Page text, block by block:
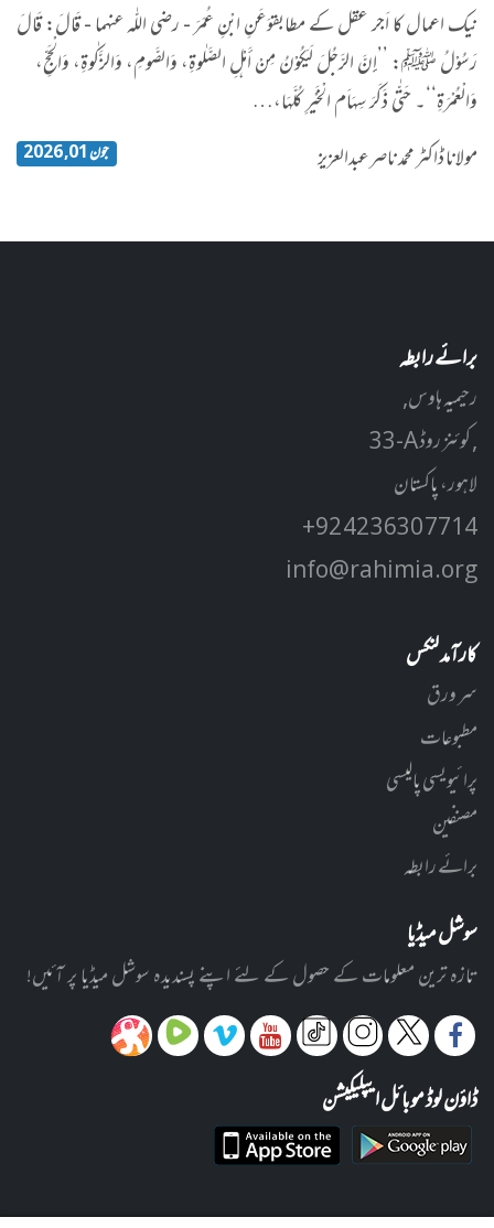
​نیک اعمال کا اَجر عقل کے مطابقوَعَنِ ابْنِ عُمَرَ - رضی اللّٰہ عنہما - قَالَ: قَالَ
رَسُوْلُ ﷺ: ’’إِنَّ الرَّجُلَ لَیَکُوْنُ مِنْ أَہْلِ الصَّلٰوۃِ، وَالصَّومِ، وَالزَّکٰوۃِ، وَالْحَجِّ،
وَالْعُمْرَۃِ‘‘۔ حَتّٰی ذَکَرَ سِہَاَم الْخَیْرِ کُلَّہَا،…
مولانا ڈاکٹر محمد ناصرعبدالعزیز
جون 01, 2026
برائے رابطہ
رحیمیہ ہاوس,
33-A کوئنز روڈ ,
لاہور، پاکستان
+92 42 3630 7714
info@rahimia.org
کارآمد لنکس
سر ورق
مطبوعات
پرائیویسی پالیسی
مصنفین
برائے رابطہ
سوشل میڈیا
تازہ ترین معلومات کے حصول کے لئے اپنے پسندیدہ سوشل میڈیا پر آئیں!
ڈاؤن لوڈ موبائل ایپلیکیشن